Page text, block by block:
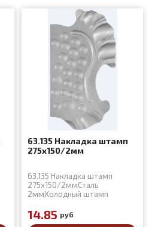
63.135 Накладка штамп
275x150/2мм
63.135 Накладка штамп
275x150/2ммСталь
2ммХолодный штамп
14.85 руб